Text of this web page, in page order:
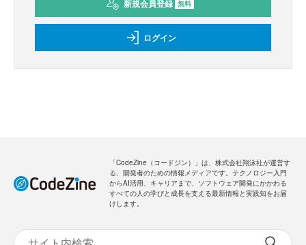
新規会員登録 無料
ログイン
「CodeZine（コードジン）」は、株式会社翔泳社が運営す
る、開発者のための情報メディアです。テクノロジー入門
からAI活用、キャリアまで、ソフトウェア開発にかかわる
すべての人の学びと成長を支える最新情報と実践知をお届
けします。